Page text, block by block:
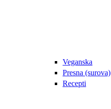
Veganska
Presna (surova)
Recepti